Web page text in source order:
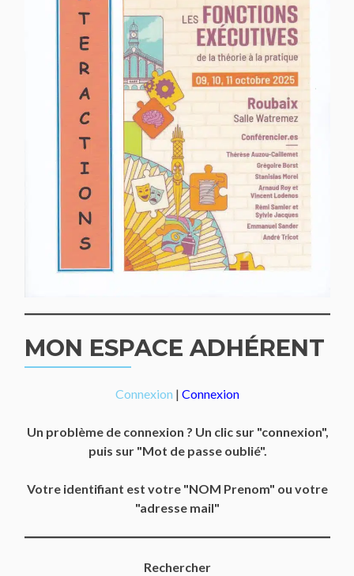
MON ESPACE ADHÉRENT
Connexion | Connexion
Un problème de connexion ? Un clic sur "connexion",
puis sur "Mot de passe oublié".
Votre identifiant est votre "NOM Prenom" ou votre
"adresse mail"
Rechercher